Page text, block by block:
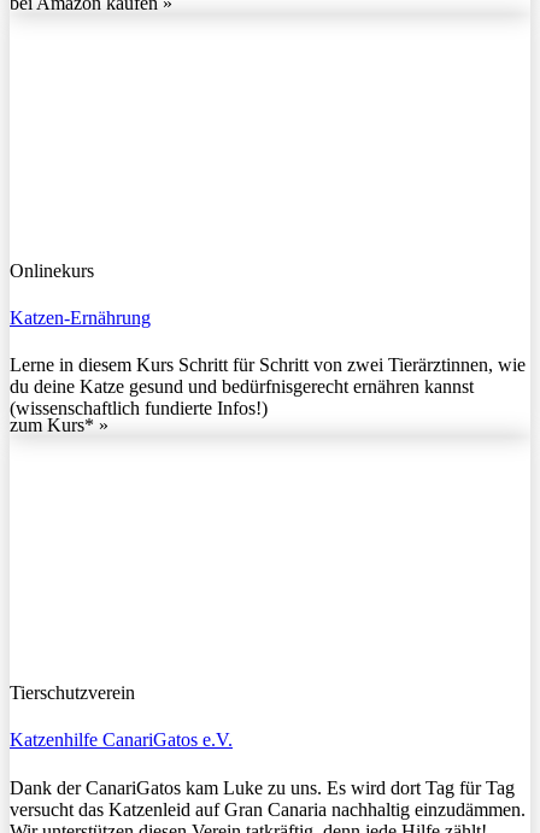
Onlinekurs
Katzen-Ernährung
Lerne in diesem Kurs Schritt für Schritt von zwei Tierärztinnen, wie
du deine Katze gesund und bedürfnisgerecht ernähren kannst
(wissenschaftlich fundierte Infos!)
zum Kurs* »
Tierschutzverein
Katzenhilfe CanariGatos e.V.
Dank der CanariGatos kam Luke zu uns. Es wird dort Tag für Tag
versucht das Katzenleid auf Gran Canaria nachhaltig einzudämmen.